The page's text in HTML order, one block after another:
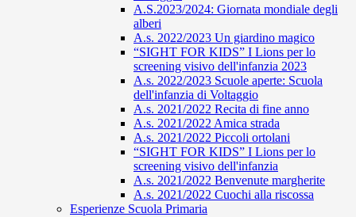
A.S.2023/2024: Giornata mondiale degli
alberi
A.s. 2022/2023 Un giardino magico
“SIGHT FOR KIDS” I Lions per lo
screening visivo dell'infanzia 2023
A.s. 2022/2023 Scuole aperte: Scuola
dell'infanzia di Voltaggio
A.s. 2021/2022 Recita di fine anno
A.s. 2021/2022 Amica strada
A.s. 2021/2022 Piccoli ortolani
“SIGHT FOR KIDS” I Lions per lo
screening visivo dell'infanzia
A.s. 2021/2022 Benvenute margherite
A.s. 2021/2022 Cuochi alla riscossa
Esperienze Scuola Primaria